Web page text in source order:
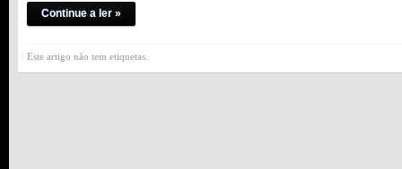
Continue a ler »
Este artigo não tem etiquetas.